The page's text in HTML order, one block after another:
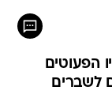
הפעוטים
לשברים